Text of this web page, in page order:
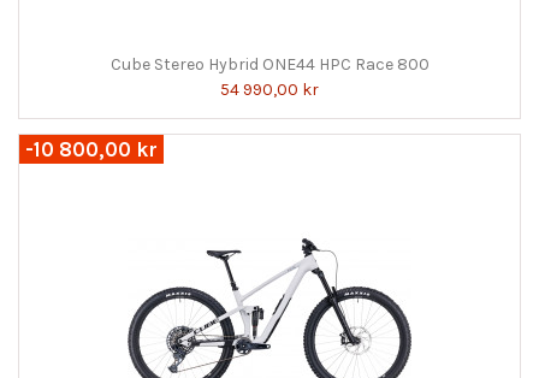
Cube Stereo Hybrid ONE44 HPC Race 800
54 990,00 kr
-10 800,00 kr